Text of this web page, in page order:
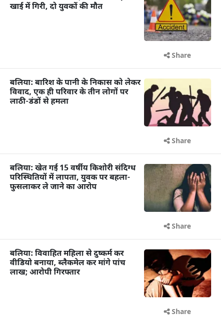
खाई में गिरी, दो युवकों की मौत
Share
बलिया: बारिश के पानी के निकास को लेकर
विवाद, एक ही परिवार के तीन लोगों पर
लाठी-डंडों से हमला
Share
बलिया: खेत गई 15 वर्षीय किशोरी संदिग्ध
परिस्थितियों में लापता, युवक पर बहला-
फुसलाकर ले जाने का आरोप
Share
बलिया: विवाहित महिला से दुष्कर्म कर
वीडियो बनाया, ब्लैकमेल कर मांगे पांच
लाख; आरोपी गिरफ्तार
Share